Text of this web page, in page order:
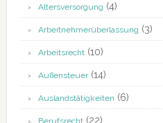
Altersversorgung (4)
Arbeitnehmerüberlassung (3)
Arbeitsrecht(10)
Außensteuer(14)
Auslandstätigkeiten (6)
(22)